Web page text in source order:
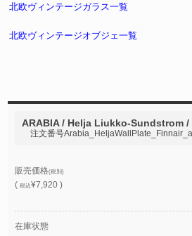
北欧ヴィンテージガラス一覧
北欧ヴィンテージオブジェ一覧
ARABIA / Helja Liukko-Sundstrom /
注文番号Arabia_HeljaWallPlate_Finnair_a
販売価格(税別)
(税込¥7,920 )
在庫状態